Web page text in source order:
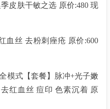
皮肤干敏之选 原价:480 现
血丝 去粉刺痤疮 原价:600
模式【套餐】脉冲+光子嫩
红血丝 痘印 色素沉着 原